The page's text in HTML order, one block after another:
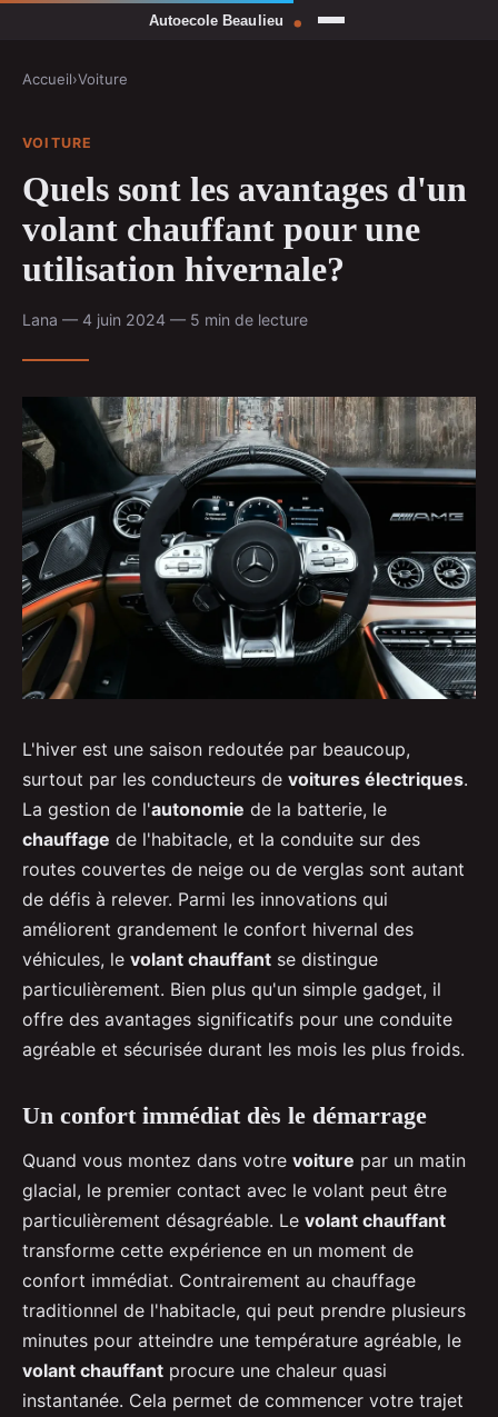
Accueil›Voiture
VOITURE
Quels sont les avantages d'un
volant chauffant pour une
utilisation hivernale?
Lana — 4 juin 2024 — 5 min de lecture
L'hiver est une saison redoutée par beaucoup,
surtout par les conducteurs de voitures électriques.
La gestion de l'autonomie de la batterie, le
chauffage de l'habitacle, et la conduite sur des
routes couvertes de neige ou de verglas sont autant
de défis à relever. Parmi les innovations qui
améliorent grandement le confort hivernal des
véhicules, le volant chauffant se distingue
particulièrement. Bien plus qu'un simple gadget, il
offre des avantages significatifs pour une conduite
agréable et sécurisée durant les mois les plus froids.
Un confort immédiat dès le démarrage
Quand vous montez dans votre voiture par un matin
glacial, le premier contact avec le volant peut être
particulièrement désagréable. Le volant chauffant
transforme cette expérience en un moment de
confort immédiat. Contrairement au chauffage
traditionnel de l'habitacle, qui peut prendre plusieurs
minutes pour atteindre une température agréable, le
volant chauffant procure une chaleur quasi
instantanée. Cela permet de commencer votre trajet